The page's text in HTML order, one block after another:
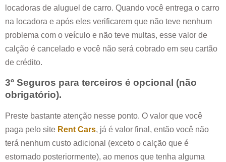
locadoras de aluguel de carro. Quando você entrega o carro
na locadora e após eles verificarem que não teve nenhum
problema com o veículo e não teve multas, esse valor de
calção é cancelado e você não será cobrado em seu cartão
de crédito.
3º Seguros para terceiros é opcional (não
obrigatório).
Preste bastante atenção nesse ponto. O valor que você
paga pelo site Rent Cars, já é valor final, então você não
terá nenhum custo adicional (exceto o calção que é
estornado posteriormente), ao menos que tenha alguma